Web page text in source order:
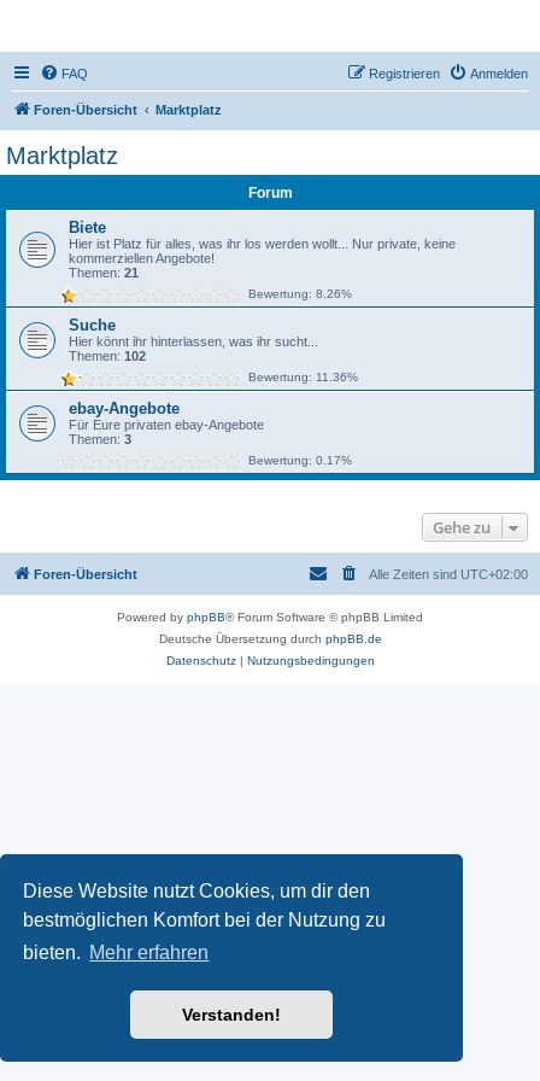
Diese Website nutzt Cookies, um dir den
bestmöglichen Komfort bei der Nutzung zu
bieten. Mehr erfahren
Verstanden!
FAQ Anmelden
Registrieren
Foren-Übersicht Marktplatz
Marktplatz
Forum
Biete
Hier ist Platz für alles, was ihr los werden wollt... Nur private, keine
kommerziellen Angebote!
Themen: 21
Bewertung: 8.26%
Suche
Hier könnt ihr hinterlassen, was ihr sucht...
Themen: 102
Bewertung: 11.36%
ebay-Angebote
Für Eure privaten ebay-Angebote
Themen: 3
Bewertung: 0.17%
Gehe zu
Foren-Übersicht Alle Zeiten sind UTC+02:00
Powered by phpBB® Forum Software © phpBB Limited
Deutsche Übersetzung durch phpBB.de
Datenschutz| Nutzungsbedingungen